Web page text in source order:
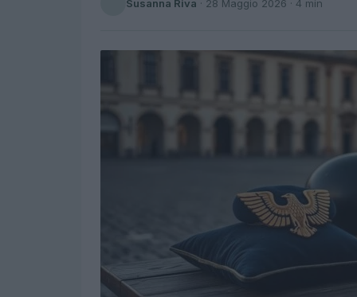
Susanna Riva · 28 Maggio 2026 · 4 min